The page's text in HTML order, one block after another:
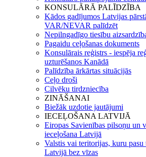
KONSULĀRĀ PALĪDZĪBA
Kādos gadījumos Latvijas
VAR/NEVAR palīdzēt
Nepilngadīgo tiesību
Pagaidu ceļošanas dokuments
Konsulārais reģistrs - iespēja
uzturēšanos Kanādā
Palīdzība ārkārtas situācijās
Ceļo droši
Cilvēku tirdzniecība
ZINĀŠANAI
Biežāk uzdotie jautājumi
IECEĻOŠANA LATVIJĀ
Eiropas Savienības pilsoņu un
ieceļošana Latvijā
Valstis vai teritorijas, kuru
Latvijā bez vīzas